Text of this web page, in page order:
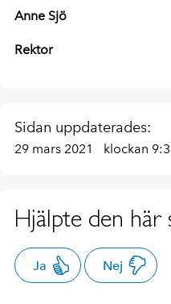
Anne Sjö
Rektor
Sidan uppdaterades:
29 mars 2021 klockan
Hjälpte den här
Ja Nej